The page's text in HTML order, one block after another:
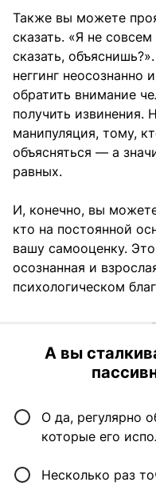
Также вы можете
сказать. «Я не
сказать,
неггинг
обратить внимание
получить извинения.
манипуляция, тому,
объясняться — а
равных.
И, конечно, вы
кто на постоянной
вашу самооценку.
осознанная и
психологическом
А вы
О да, регулярно
которые его
Несколько раз